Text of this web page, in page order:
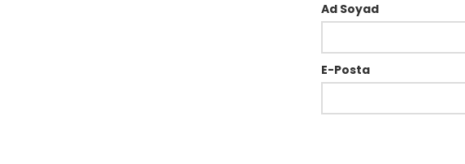
Ad Soyad
E-Posta